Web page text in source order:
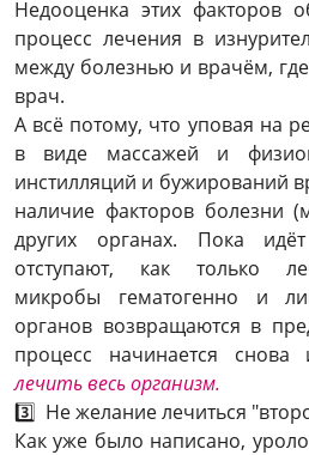
Недооценка этих факторов
процесс лечения в
между болезнью и врачём,
врач.
А всё потому, что уповая на
в виде массажей и
инстилляций и бужирований
наличие факторов болезни
других органах. Пока
отступают, как только
микробы гематогенно и
органов возвращаются в
процесс начинается
лечить весь организм.
3️⃣ Не желание лечиться
Как уже было написано,